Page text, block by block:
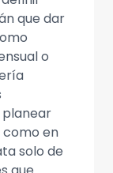
que dar
o
planear
en
solo de